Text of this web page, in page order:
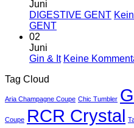
Juni
DIGESTIVE GENT
GENT
02
Juni
Gin & It Keine
Tag Cloud
Aria Champagne Coupe Chic Tumbler
Coupe RCR Crystal